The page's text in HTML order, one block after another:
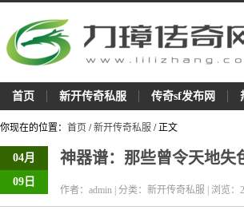
首页 新开传奇私服 传奇sf发布网
你现在的位置： 首页 /新开传奇私服 / 正文
04月
09日
神器谱：那些曾令天地失
作者：admin | 分类：新开传奇私服 | 浏览：